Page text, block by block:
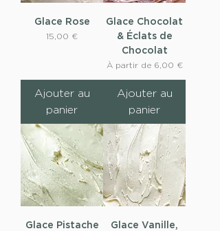
Glace Rose
Prix
15,00 €
Ajouter au
panier
Glace Chocolat
& Éclats de
Chocolat
À partir de 6,00 €
Prix promotionnel
Ajouter au
panier
Glace Pistache
Glace Vanille,